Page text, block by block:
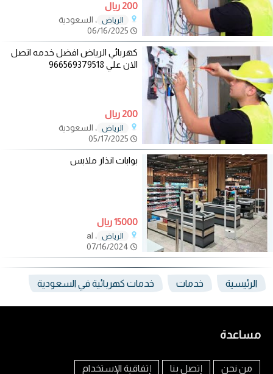
200 ريال
الرياض ، السعودية
كهربائي الرياض افضل خدمه اتصل
الان علي 966569379518
200 ريال
الرياض ، السعودية
بوابات انذار ملابس
15000 ريال
الرياض ، al
الرئيسية خدمات خدمات كهربائية في السعودية
مساعدة
من نحن إتصل بنا إتفاقية الإستخدام